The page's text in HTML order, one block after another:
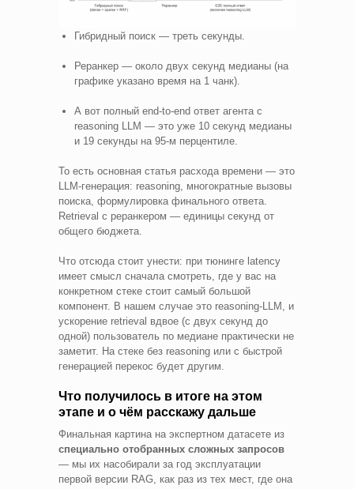
Гибридный поиск — треть секунды.
Реранкер — около двух секунд медианы (на
графике указано время на 1 чанк).
А вот полный end-to-end ответ агента с
reasoning LLM — это уже 10 секунд медианы
и 19 секунды на 95-м перцентиле.
То есть основная статья расхода времени — это
LLM-генерация: reasoning, многократные вызовы
поиска, формулировка финального ответа.
Retrieval с реранкером — единицы секунд от
общего бюджета.
Что отсюда стоит унести: при тюнинге latency
имеет смысл сначала смотреть, где у вас на
конкретном стеке стоит самый большой
компонент. В нашем случае это reasoning-LLM, и
ускорение retrieval вдвое (с двух секунд до
одной) пользователь по медиане практически не
заметит. На стеке без reasoning или с быстрой
генерацией перекос будет другим.
Что получилось в итоге на этом
этапе и о чём расскажу дальше
Финальная картина на экспертном датасете из
специально отобранных сложных запросов
— мы их насобирали за год эксплуатации
первой версии RAG, как раз из тех мест, где она